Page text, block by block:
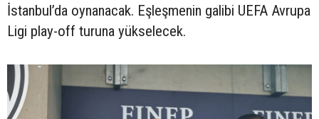
İstanbul’da oynanacak. Eşleşmenin galibi UEFA Avrupa
Ligi play-off turuna yükselecek.